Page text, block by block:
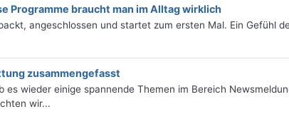
Programme braucht man im Alltag wirklich
angeschlossen und startet zum ersten Mal. Ein Gefühl
zusammengefasst
es wieder einige spannende Themen im Bereich
wir...